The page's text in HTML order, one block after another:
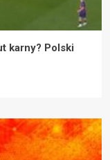
karny? Polski